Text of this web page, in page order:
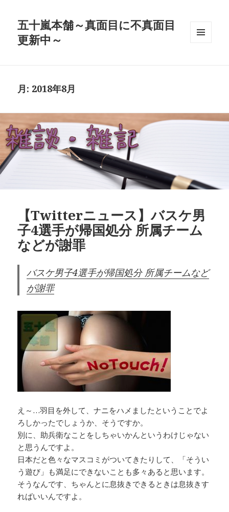
五十嵐本舗～真面目に不真面目
更新中～
月: 2018年8月
【Twitterニュース】バスケ男
子4選手が帰国処分 所属チーム
などが謝罪
バスケ男子4選手が帰国処分 所属チームなど
が謝罪
え～…羽目を外して、ナニをハメましたということでよ
ろしかったでしょうか、そうですか。
別に、助兵衛なことをしちゃいかんというわけじゃない
と思うんですよ。
日本だと色々なマスコミがついてきたりして、「そうい
う遊び」も満足にできないことも多々あると思います。
そうなんです、ちゃんとに息抜きできるときは息抜きす
ればいいんですよ。